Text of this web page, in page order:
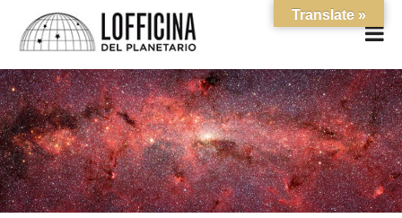
Translate »